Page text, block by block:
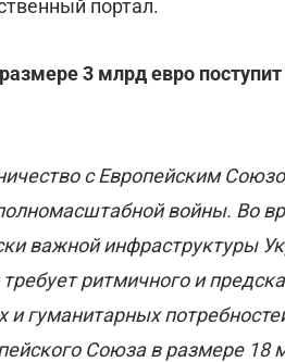
портал.
3 млрд евро
с Европейским
войны. Во
важной инфраструктуры
ритмичного и
гуманитарных
Союза в размере 18